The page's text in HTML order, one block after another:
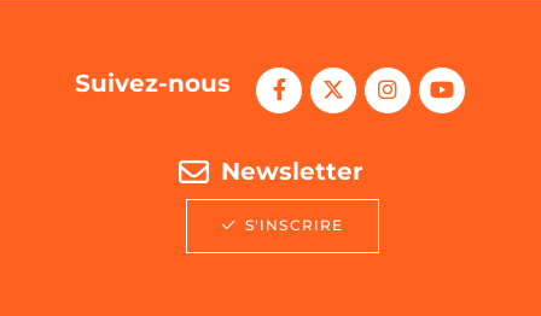
Suivez-nous
Newsletter
S'INSCRIRE